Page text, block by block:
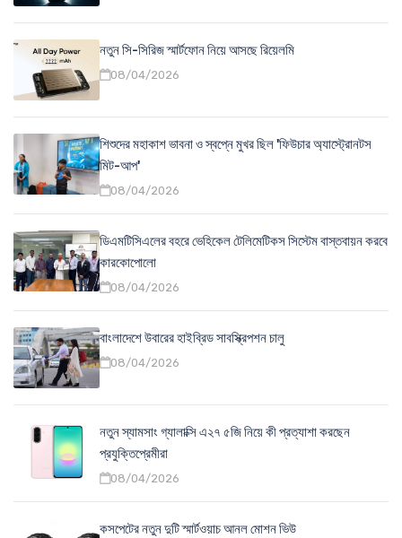
নতুন সি-সিরিজ স্মার্টফোন নিয়ে আসছে রিয়েলমি
08/04/2026
শিশুদের মহাকাশ ভাবনা ও স্বপ্নে মুখর ছিল 'ফিউচার অ্যাস্ট্রোনটস
মিট-আপ'
08/04/2026
ডিএমটিসিএলের বহরে ভেহিকেল টেলিমেটিকস সিস্টেম বাস্তবায়ন করবে
কারকোপোলো
08/04/2026
বাংলাদেশে উবারের হাইব্রিড সাবস্ক্রিপশন চালু
08/04/2026
নতুন স্যামসাং গ্যালাক্সি এ২৭ ৫জি নিয়ে কী প্রত্যাশা করছেন
প্রযুক্তিপ্রেমীরা
08/04/2026
কসপেটের নতুন দুটি স্মার্টওয়াচ আনল মোশন ভিউ